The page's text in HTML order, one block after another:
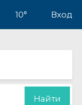
10° Вход
Найти